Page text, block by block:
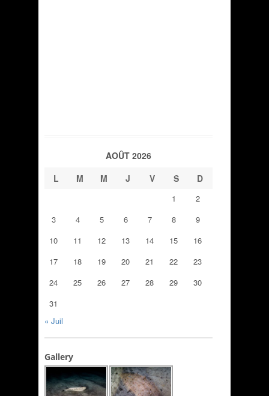
AOÛT 2026
L
M M J V S D
1
2
3
4 5 6 7 8
9
10
11 12 13 14 15
16
17
18 19 20 21 22
23
24
25 26 27 28 29
30
31
« Juil
Gallery